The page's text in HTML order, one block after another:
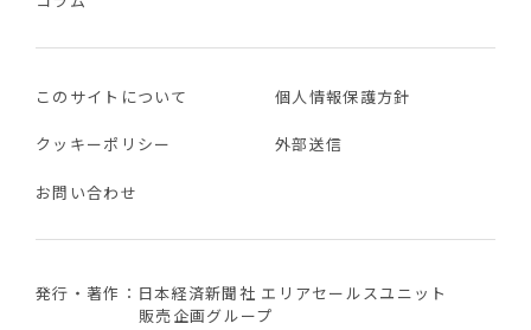
このサイトについて 個人情報保護方針
クッキーポリシー 外部送信
お問い合わせ
発行・著作：日本経済新聞社 エリアセールスユニット
販売企画グループ